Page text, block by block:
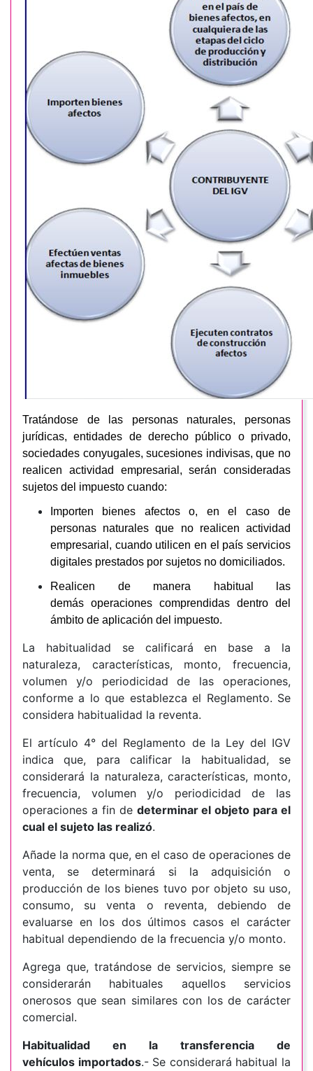
Tratándose de las personas naturales, personas
jurídicas, entidades de derecho público o privado,
sociedades conyugales, sucesiones indivisas, que no
realicen actividad empresarial, serán consideradas
sujetos del impuesto cuando:
Importen bienes afectos o, en el caso de
personas naturales que no realicen actividad
empresarial, cuando utilicen en el país servicios
digitales prestados por sujetos no domiciliados.
Realicen de manera habitual las
demás operaciones comprendidas dentro del
ámbito de aplicación del impuesto.
La habitualidad se calificará en base a la
naturaleza, características, monto, frecuencia,
volumen y/o periodicidad de las operaciones,
conforme a lo que establezca el Reglamento. Se
considera habitualidad la reventa.
El artículo 4° del Reglamento de la Ley del IGV
indica que, para calificar la habitualidad, se
considerará la naturaleza, características, monto,
frecuencia, volumen y/o periodicidad de las
operaciones a fin de determinar el objeto para el
cual el sujeto las realizó.
Añade la norma que, en el caso de operaciones de
venta, se determinará si la adquisición o
producción de los bienes tuvo por objeto su uso,
consumo, su venta o reventa, debiendo de
evaluarse en los dos últimos casos el carácter
habitual dependiendo de la frecuencia y/o monto.
Agrega que, tratándose de servicios, siempre se
considerarán habituales aquellos servicios
onerosos que sean similares con los de carácter
comercial.
Habitualidad en la transferencia de
vehículos importados.- Se considerará habitual la